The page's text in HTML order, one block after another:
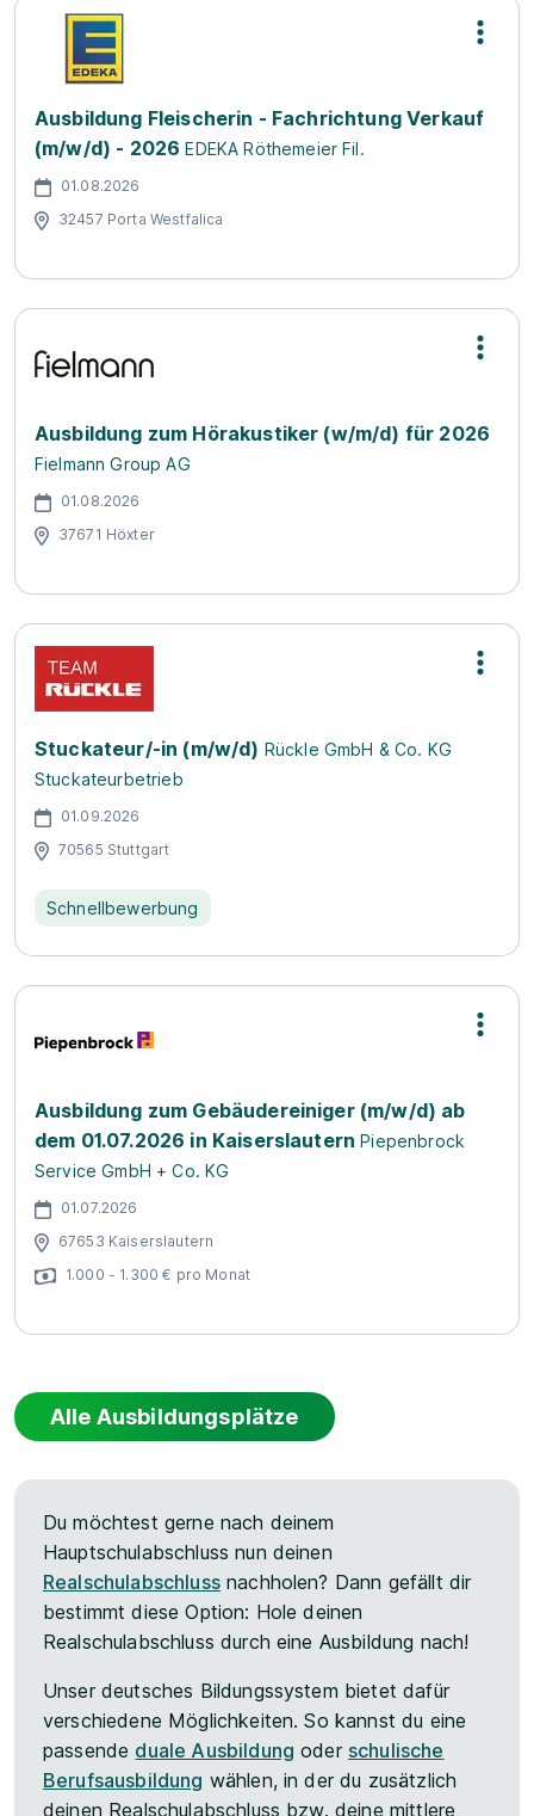
Ausbildung Fleischerin - Fachrichtung Verkauf
(m/w/d) - 2026 EDEKA Röthemeier Fil.
01.08.2026
32457 Porta Westfalica
Ausbildung zum Hörakustiker (w/m/d) für 2026
Fielmann Group AG
01.08.2026
37671 Höxter
Stuckateur/-in (m/w/d) Rückle GmbH & Co. KG
Stuckateurbetrieb
01.09.2026
70565 Stuttgart
Schnellbewerbung
Ausbildung zum Gebäudereiniger (m/w/d) ab
dem 01.07.2026 in Kaiserslautern Piepenbrock
Service GmbH + Co. KG
01.07.2026
67653 Kaiserslautern
1.000 - 1.300 € pro Monat
Alle Ausbildungsplätze
Du möchtest gerne nach deinem
Hauptschulabschluss nun deinen
Realschulabschlussnachholen? Dann gefällt dir
bestimmt diese Option: Hole deinen
Realschulabschluss durch eine Ausbildung nach!
Unser deutsches Bildungssystem bietet dafür
verschiedene Möglichkeiten. So kannst du eine
passende duale Ausbildung oder schulische
Berufsausbildung wählen, in der du zusätzlich
deinen Realschulabschluss bzw. deine mittlere